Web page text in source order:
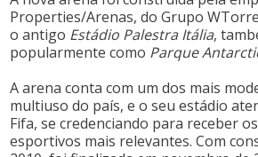
Properties/Arenas, do Grupo
o antigo Estádio Palestra Itália,
popularmente como Parque
A arena conta com um dos mais
multiuso do país, e o seu estádio
Fifa, se credenciando para receber
esportivos mais relevantes. Com